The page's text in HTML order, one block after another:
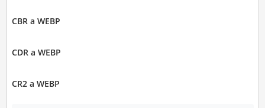
CBR a WEBP
CDR a WEBP
CR2 a WEBP